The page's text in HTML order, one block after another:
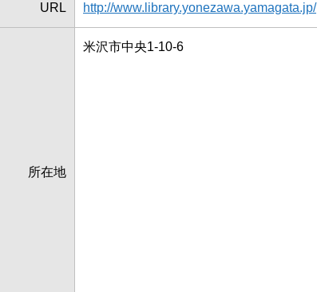
URL http://www.library.yonezawa.yamagata.jp/
所在地
米沢市中央1-10-6